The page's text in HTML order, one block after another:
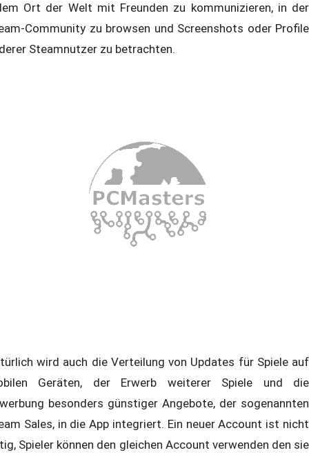
Ort der Welt mit Freunden zu kommunizieren, in der
Community zu browsen und Screenshots oder Profile
Steamnutzer zu betrachten.
wird auch die Verteilung von Updates für Spiele auf
Geräten, der Erwerb weiterer Spiele und die
besonders günstiger Angebote, der sogenannten
Sales, in die App integriert. Ein neuer Account ist nicht
Spieler können den gleichen Account verwenden den sie